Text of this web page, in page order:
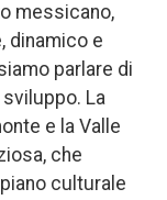
messicano,
dinamico e
parlare di
La
e la Valle
che
culturale